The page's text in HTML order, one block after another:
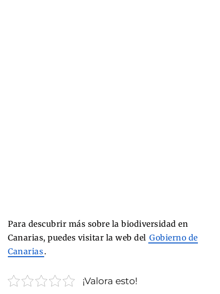
Para descubrir más sobre la biodiversidad en
Canarias, puedes visitar la web del Gobierno de
Canarias.
¡Valora esto!